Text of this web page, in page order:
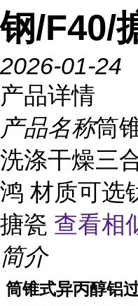
钢/F40/
2026-01-24
产品详情
产品名称筒
洗涤干燥三
鸿 材质可选
搪瓷 查看相
简介
筒锥式异丙醇铝